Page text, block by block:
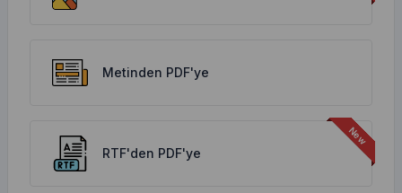
Metinden PDF'ye
RTF'den PDF'ye